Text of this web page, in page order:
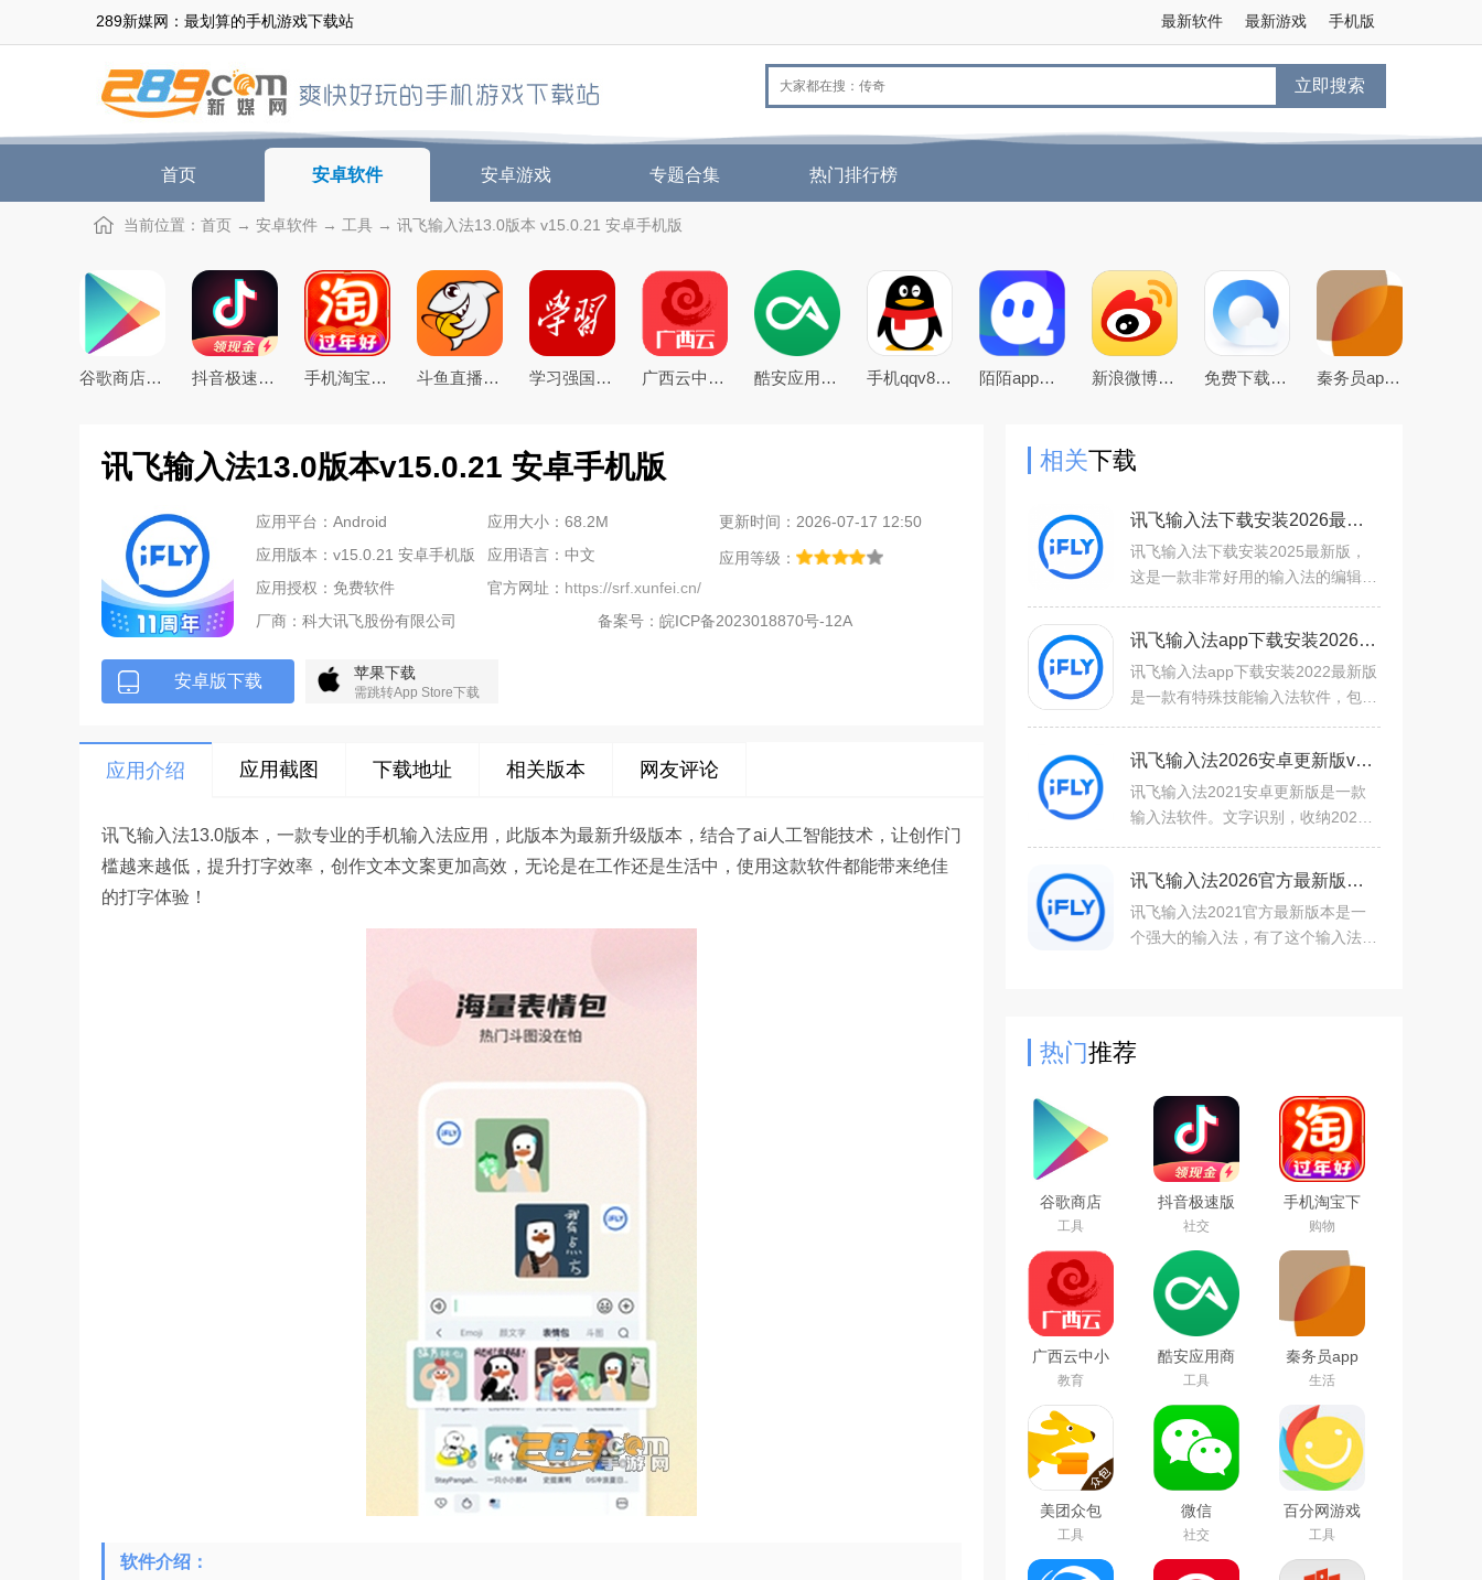
289新媒网：最划算的手机游戏下载站 手机版
最新游戏
最新软件
立即搜索
首页 安卓软件 安卓游戏 专题合集 热门排行榜
当前位置： 首页 → 安卓软件 → 工具 → 讯飞输入法13.0版本 v15.0.21 安卓手机版
谷歌商店google play store最新版本下载 抖音极速版免费下载2026最新版 手机淘宝下载2026app最新版 斗鱼直播下载2026官方版 学习强国app手机客户端 广西云中小学空中课堂app 酷安应用商店app下载2026最新版 手机qqv8.5.0官方正式版 陌陌app下载2026最新官方版 新浪微博app下载2026官方最新版 免费下载2026最新版手机QQ浏览器 秦务员app下载2026最新版
讯飞输入法13.0版本v15.0.21 安卓手机版
应用平台：Android 应用大小：68.2M
更新时间：2026-07-17 12:50
应用版本：v15.0.21 安卓手机版
应用语言：中文
应用等级：
应用授权：免费软件
官方网址： https://srf.xunfei.cn/
厂商： 科大讯飞股份有限公司 备案号： 皖ICP备2023018870号-12A
安卓版下载 苹果下载
需跳转App Store下载
应用介绍 应用截图 下载地址 相关版本 网友评论
讯飞输入法13.0版本，一款专业的手机输入法应用，此版本为最新升级版本，结合了ai人工智能技术，让创作门
槛越来越低，提升打字效率，创作文本文案更加高效，无论是在工作还是生活中，使用这款软件都能带来绝佳
的打字体验！
软件介绍：
相关下载
讯飞输入法下载安装2026最新版v15.0.21安卓版
讯飞输入法下载安装2025最新版，
这是一款非常好用的输入法的编辑应
包和各种精美的皮肤内容，里面的各
种英日韩随声译、支持离线
讯飞输入法app下载安装2026最新版v15.0.21 官方版
讯飞输入法app下载安装2022最新版
是一款有特殊技能输入法软件，包括
等等特色功能，还能听懂各地的家乡
话，讯飞输入法不仅语音准
讯飞输入法2026安卓更新版v15.0.21
讯飞输入法2021安卓更新版是一款
输入法软件。文字识别，收纳2021
题。讯飞输入法2021安卓更新版还
有超多有趣的输入法主题，还有
讯飞输入法2026官方最新版本v15.0.21 最新版
讯飞输入法2021官方最新版本是一
个强大的输入法，有了这个输入法，
热门推荐
谷歌商店
google play
store最新版
本下载
工具
抖音极速版
免费下载
2026最新版
社交
手机淘宝下
载2026app
最新版
购物
广西云中小
学空中课堂
app
教育
酷安应用商
店app下载
2026最新版
工具
秦务员app
下载2026最
新版
生活
美团众包
工具
微信
WeChat
社交
百分网游戏
盒子下载
2026新版
工具